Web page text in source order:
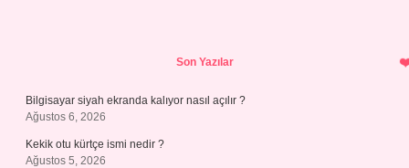
Son Yazılar
Bilgisayar siyah ekranda kalıyor nasıl açılır ?
Ağustos 6, 2026
Kekik otu kürtçe ismi nedir ?
Ağustos 5, 2026